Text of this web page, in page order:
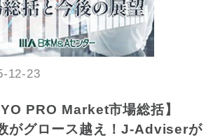
12-23
PRO Market市場総括】
がグロース越え！J-Adviserが